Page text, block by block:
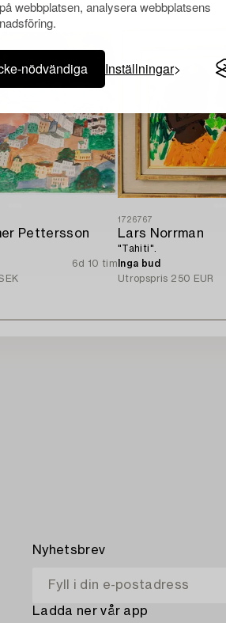
webbplatsen, analysera webbplatsens
nödvändiga Inställningar
Pettersson
6d 10 tim
1726767
Lars Norrman
"Tahiti".
Inga bud
Utropspris 250 EUR
Nyhetsbrev
Ladda ner vår app